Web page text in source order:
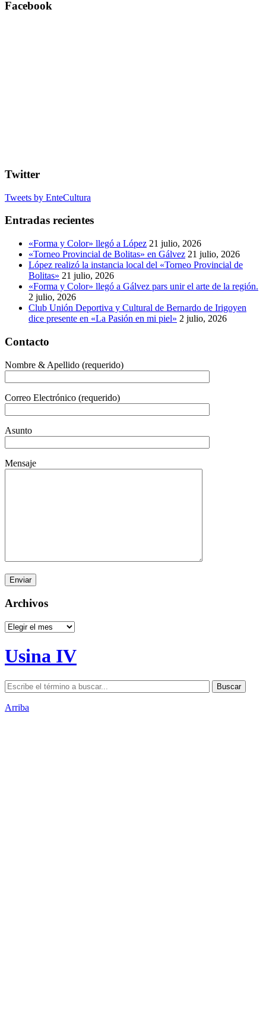
Facebook
Twitter
Tweets by EnteCultura
Entradas recientes
«Forma y Color» llegó a López 21 julio, 2026
«Torneo Provincial de Bolitas» en Gálvez 21 julio, 2026
López realizó la instancia local del «Torneo Provincial de
Bolitas» 21 julio, 2026
«Forma y Color» llegó a Gálvez pars unir el arte de la región.
2 julio, 2026
Club Unión Deportiva y Cultural de Bernardo de Irigoyen
dice presente en «La Pasión en mi piel» 2 julio, 2026
Contacto
Nombre & Apellido (requerido)
Correo Electrónico (requerido)
Asunto
Mensaje
Archivos
Archivos
Usina IV
Arriba